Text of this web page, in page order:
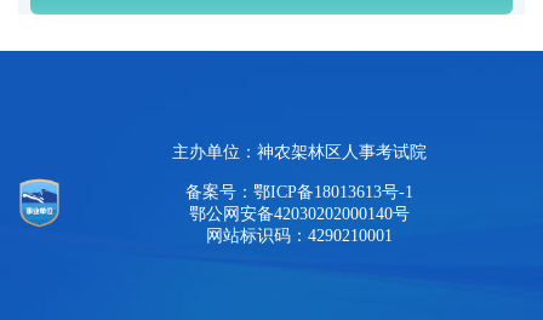
主办单位：神农架林区人事考试院
备案号：鄂ICP备18013613号-1
鄂公网安备42030202000140号
网站标识码：4290210001